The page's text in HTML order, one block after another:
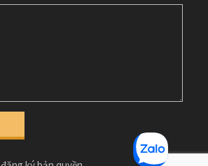
DỤNG TƯ VẤN